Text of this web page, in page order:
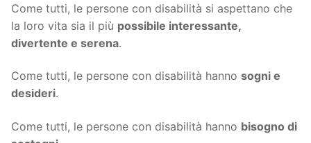
Come tutti, le persone con disabilità si aspettano che
la loro vita sia il più possibile interessante,
divertente e serena.
Come tutti, le persone con disabilità hanno sogni e
desideri.
Come tutti, le persone con disabilità hanno bisogno di